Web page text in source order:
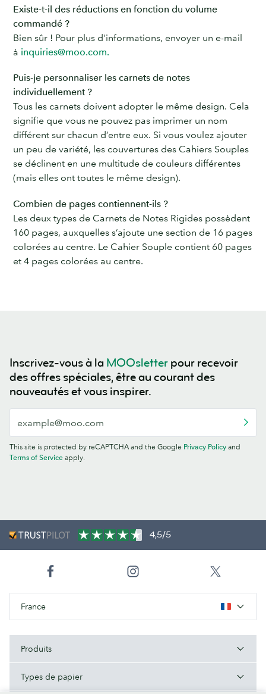
Existe-t-il des réductions en fonction du volume
commandé ?
Bien sûr ! Pour plus d'informations, envoyer un e-mail
à inquiries@moo.com.
Puis-je personnaliser les carnets de notes
individuellement ?
Tous les carnets doivent adopter le même design. Cela
signifie que vous ne pouvez pas imprimer un nom
différent sur chacun d’entre eux. Si vous voulez ajouter
un peu de variété, les couvertures des Cahiers Souples
se déclinent en une multitude de couleurs différentes
(mais elles ont toutes le même design).
Combien de pages contiennent-ils ?
Les deux types de Carnets de Notes Rigides possèdent
160 pages, auxquelles s’ajoute une section de 16 pages
colorées au centre. Le Cahier Souple contient 60 pages
et 4 pages colorées au centre.
Inscrivez-vous à la MOOsletter pour recevoir
des offres spéciales, être au courant des
nouveautés et vous inspirer.
This site is protected by reCAPTCHA and the Google Privacy Policy and
Terms of Service apply.
4,5/5
France
Produits
Types de papier